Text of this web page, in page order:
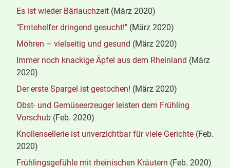
Es ist wieder Bärlauchzeit (März 2020)
"Erntehelfer dringend gesucht!" (März 2020)
Möhren – vielseitig und gesund (März 2020)
Immer noch knackige Äpfel aus dem Rheinland (März
2020)
Der erste Spargel ist gestochen! (März 2020)
Obst- und Gemüseerzeuger leisten dem Frühling
Vorschub (Feb. 2020)
Knollensellerie ist unverzichtbar für viele Gerichte (Feb.
2020)
Frühlingsgefühle mit rheinischen Kräutern (Feb. 2020)